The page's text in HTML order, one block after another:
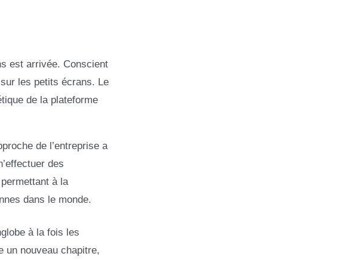
est arrivée. Conscient
les petits écrans. Le
de la plateforme
de l’entreprise a
des
à la
dans le monde.
à la fois les
un nouveau chapitre,